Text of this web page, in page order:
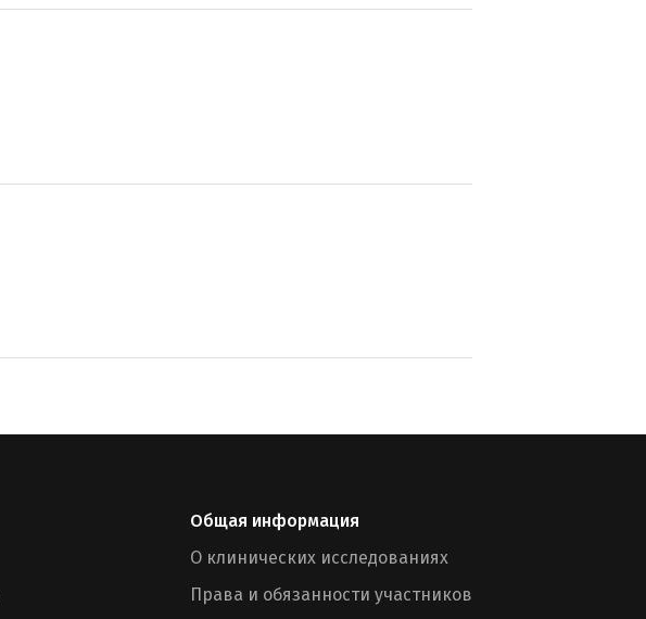
Общая информация
О клинических исследованиях
Права и обязанности участников